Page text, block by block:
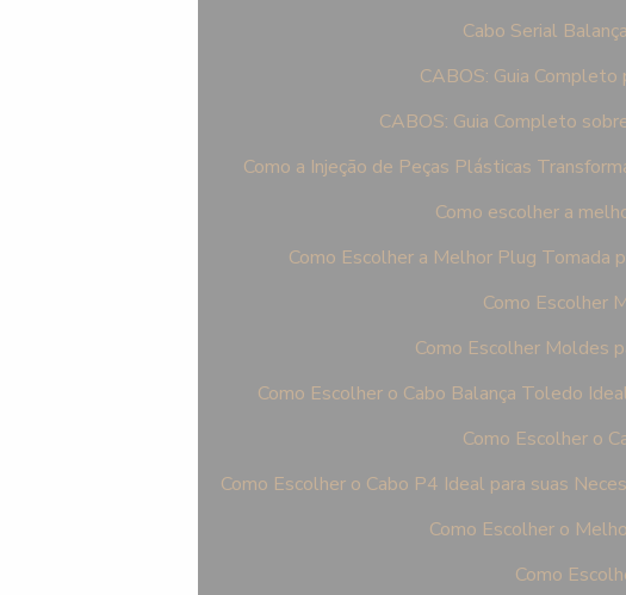
Cabo Serial
CABOS: Guia
CABOS: Guia Completo
Como a Injeção de Peças Plásticas
Como escolher a
Como Escolher a Melhor Plug Tomada
Como Escolher
Como Escolher Moldes
Como Escolher o Cabo Balança Toledo
Como Escolher o
Como Escolher o Cabo P4 Ideal para suas
Como Escolher o
Como